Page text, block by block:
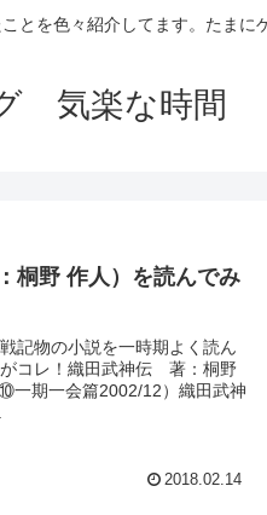
とを色々紹介してます。たまに
気楽な時間
桐野 作人）を読んでみ
記物の小説を一時期よく読ん
コレ！織田武神伝 著：桐野
期一会篇2002/12）織田武神
2018.02.14